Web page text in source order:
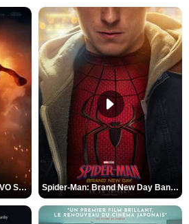
L'Odyssée Bande-annonce VO STFR Spider-Man: Brand New Day Bande-annonce VO STFR